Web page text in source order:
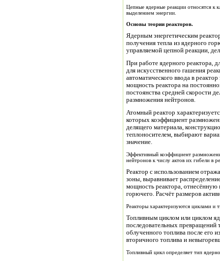
Цепные ядерные реакции относятся к
выделением энергии.
Основы теории реакторов.
Ядерным энергетическим
получения тепла из ядерного
управляемой цепной реакции,
При работе ядерного реактора, для исключения возникновения цепной реакции,
для искусственного гашения
автоматического ввода в
мощность реактора на
постоянства средней скорости
размножения нейтронов.
Атомный реактор
которых коэффициент
делящего материала,
теплоносителем, выбирают
значение.
Эффективный коэффициент
нейтронов к числу актов их гибели в
Реактор с использованием
зоны, выравнивает
мощность реактора, отнесённую
горючего. Расчёт размеров
Реакторы характеризуются циклами и
Топливным циклом или циклом
последовательных превращений
облученного топлива после его
вторичного топлива и
Топливный цикл определяет тип